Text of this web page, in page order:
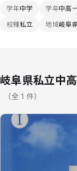
学年中学 学年中高
校種私立 地域岐阜
岐阜県私立中
（全 1 件）